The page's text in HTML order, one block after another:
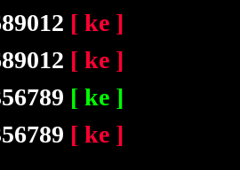
[ ke ]
[ ke ]
[ ke ]
[ ke ]